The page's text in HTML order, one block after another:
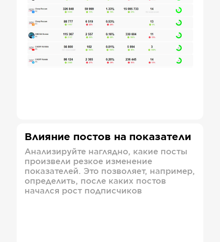
Влияние постов на показатели
Анализируйте наглядно, какие посты
произвели резкое изменение
показателей. Это позволяет, например,
определить, после каких постов
начался рост подписчиков